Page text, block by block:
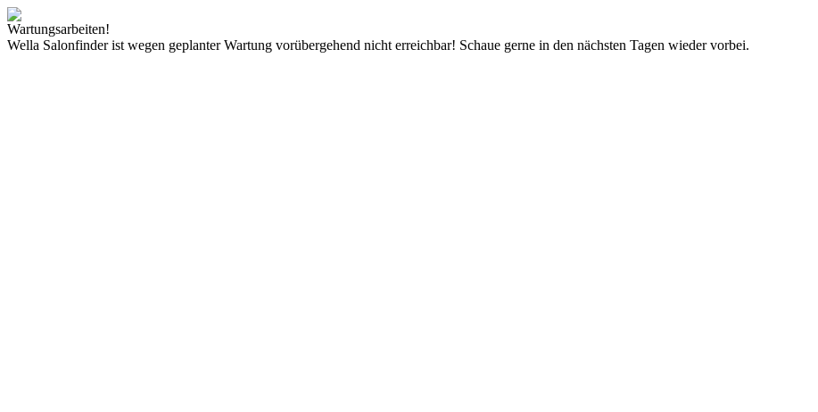
Wartungsarbeiten!
Wella Salonfinder ist wegen geplanter Wartung vorübergehend nicht erreichbar! Schaue gerne in den nächsten Tagen wieder vorbei.